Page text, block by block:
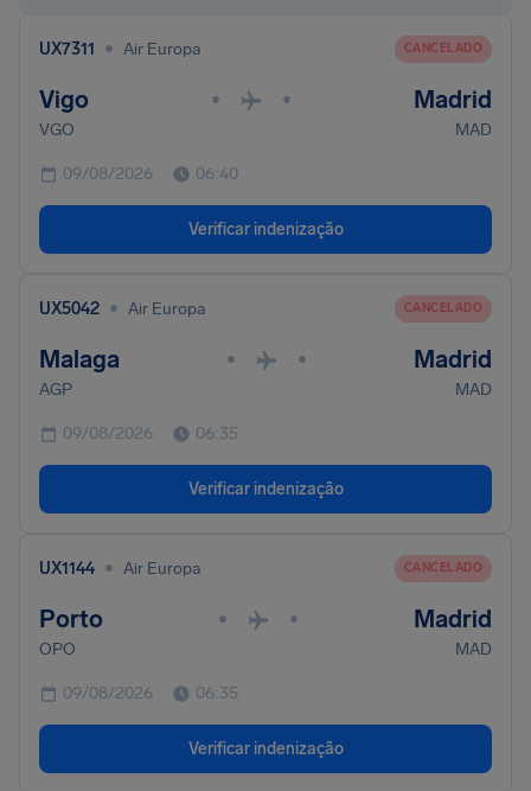
UX7311 • Air Europa CANCELADO
Vigo • • Madrid
VGO MAD
09/08/2026 06:40
Verificar indenização
UX5042 • Air Europa CANCELADO
Malaga • • Madrid
AGP MAD
09/08/2026 06:35
Verificar indenização
UX1144 • Air Europa CANCELADO
Porto • • Madrid
OPO MAD
09/08/2026 06:35
Verificar indenização